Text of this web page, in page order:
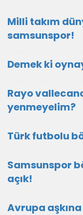
Milli takım
samsunspor!
Demek ki
Rayo
yenmeyelim?
Türk futbolu
Samsunspor
açık!
Avrupa